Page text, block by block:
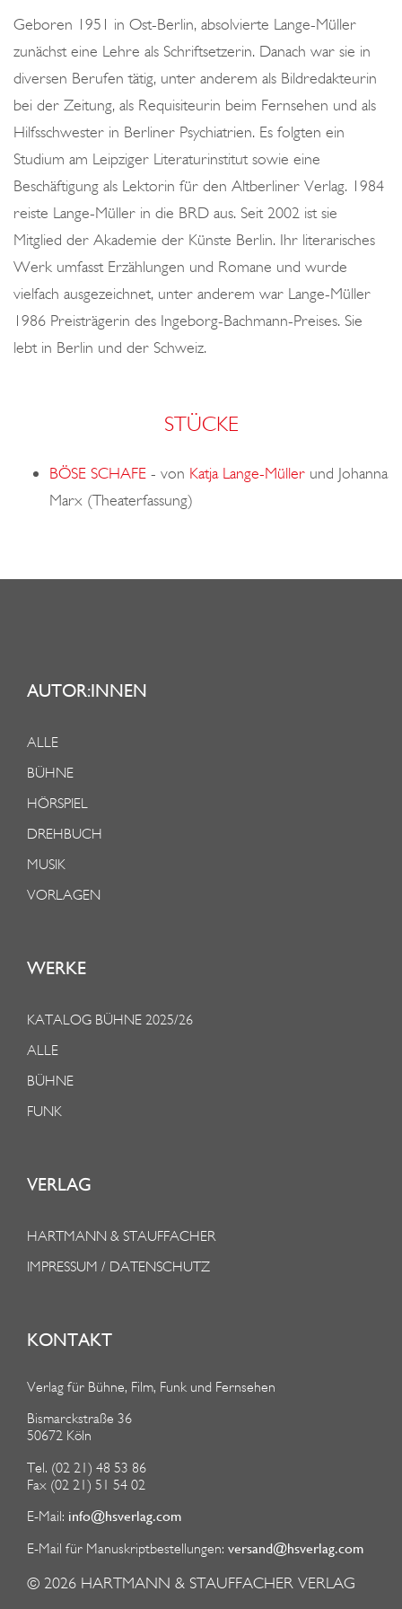
Geboren 1951 in Ost-Berlin, absolvierte Lange-Müller
zunächst eine Lehre als Schriftsetzerin. Danach war sie in
diversen Berufen tätig, unter anderem als Bildredakteurin
bei der Zeitung, als Requisiteurin beim Fernsehen und als
Hilfsschwester in Berliner Psychiatrien. Es folgten ein
Studium am Leipziger Literaturinstitut sowie eine
Beschäftigung als Lektorin für den Altberliner Verlag. 1984
reiste Lange-Müller in die BRD aus. Seit 2002 ist sie
Mitglied der Akademie der Künste Berlin. Ihr literarisches
Werk umfasst Erzählungen und Romane und wurde
vielfach ausgezeichnet, unter anderem war Lange-Müller
1986 Preisträgerin des Ingeborg-Bachmann-Preises. Sie
lebt in Berlin und der Schweiz.
STÜCKE
BÖSE SCHAFE - von Katja Lange-Müller und Johanna
Marx (Theaterfassung)
AUTOR:INNEN
ALLE
BÜHNE
HÖRSPIEL
DREHBUCH
MUSIK
VORLAGEN
WERKE
KATALOG BÜHNE 2025/26
ALLE
BÜHNE
FUNK
VERLAG
HARTMANN & STAUFFACHER
IMPRESSUM / DATENSCHUTZ
KONTAKT
Verlag für Bühne, Film, Funk und Fernsehen
Bismarckstraße 36
50672 Köln
Tel. (02 21) 48 53 86
Fax (02 21) 51 54 02
E-Mail: info@hsverlag.com
E-Mail für Manuskriptbestellungen: versand@hsverlag.com
© 2026 HARTMANN & STAUFFACHER VERLAG